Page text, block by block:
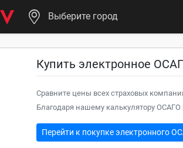
Выберите город
Купить электронное
Сравните цены всех страховых
Благодаря нашему калькулятору
Перейти к покупке электронного